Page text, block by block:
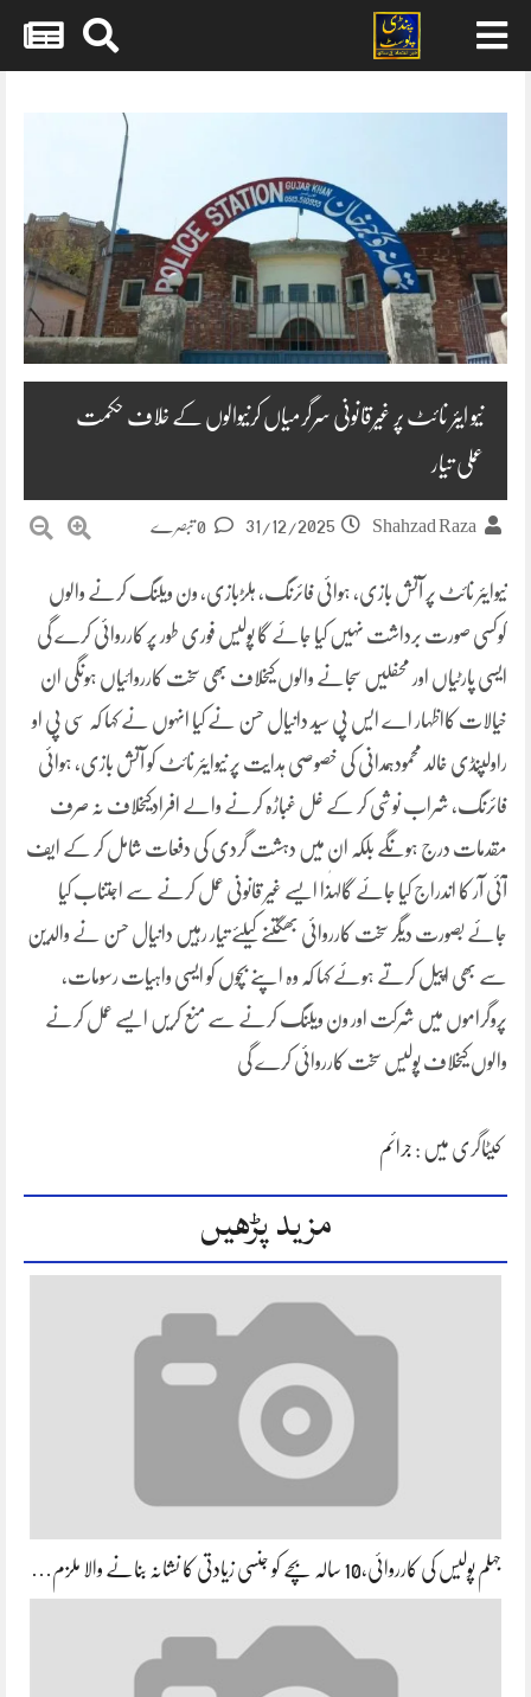
content
نیو ایئر نائٹ پر غیرقانونی سرگرمیاں کرنیوالوں کے خلاف حکمت
عملی تیار
Shahzad Raza
31/12/2025
نیوایئر نائٹ پر آتش بازی، ہوائی فائرنگ، ہلڑبازی، ون ویلنگ کرنے والوں
کوکسی صورت برداشت نہیں کیا جائے گا پولیس فوری طور پر کارروائی کرے گی
ایسی پارٹیاں اور محفلیں سجانے والوں کیخلاف بھی سخت کارروائیاں ہونگی ان
خیالات کااظہار اے ایس پی سید دانیال حسن نے کیا انہوں نے کہا کہ سی پی او
راولپنڈی خالد محمودہمدانی کی خصوصی ہدایت پر نیوایئر نائٹ کو آتش بازی، ہوائی
فائرنگ، شراب نوشی کر کے غل غباڑہ کرنے والے افرادکیخلاف نہ صرف
مقدمات درج ہونگے بلکہ ان میں دہشت گردی کی دفعات شامل کر کے ایف
آئی آر کا اندراج کیا جائے گالہٰذا ایسے غیر قانونی عمل کرنے سے اجتناب کیا
جائے بصورت دیگر سخت کارروائی بھگتنے کیلئے تیار رہیں دانیال حسن نے والدین
سے بھی اپیل کرتے ہوئے کہا کہ وہ اپنے بچوں کو ایسی واہیات رسومات،
پروگراموں میں شرکت اور ون ویلنگ کرنے سے منع کریں ایسے عمل کرنے
والوں کیخلاف پولیس سخت کارروائی کرے گی
کیٹاگری میں : جرائم
مزید پڑھیں
جہلم پولیس کی کارروائی،10 سالہ بچے کو جنسی زیادتی کا نشانہ بنانے والا ملزم…